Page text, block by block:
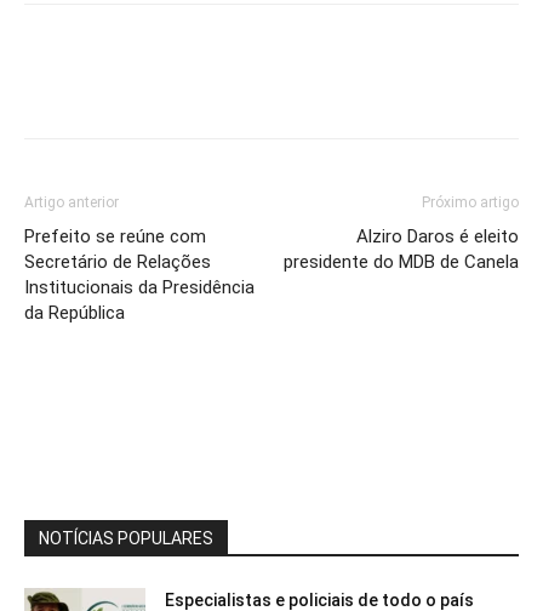
Artigo anterior
Prefeito se reúne com
Secretário de Relações
Institucionais da Presidência
da República
Próximo artigo
Alziro Daros é eleito
presidente do MDB de Canela
NOTÍCIAS POPULARES
Especialistas e policiais de todo o país